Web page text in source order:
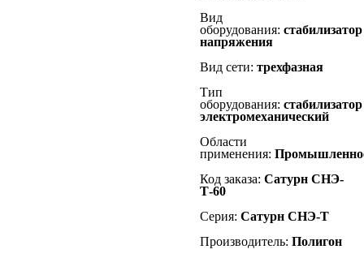
Вид
оборудования: стабилизатор
напряжения
Вид сети: трехфазная
Тип
оборудования: стабилизатор
электромеханический
Области
применения:
Код заказа: Сатурн СНЭ-
Т-60
Серия: Сатурн СНЭ-Т
Производитель: Полигон